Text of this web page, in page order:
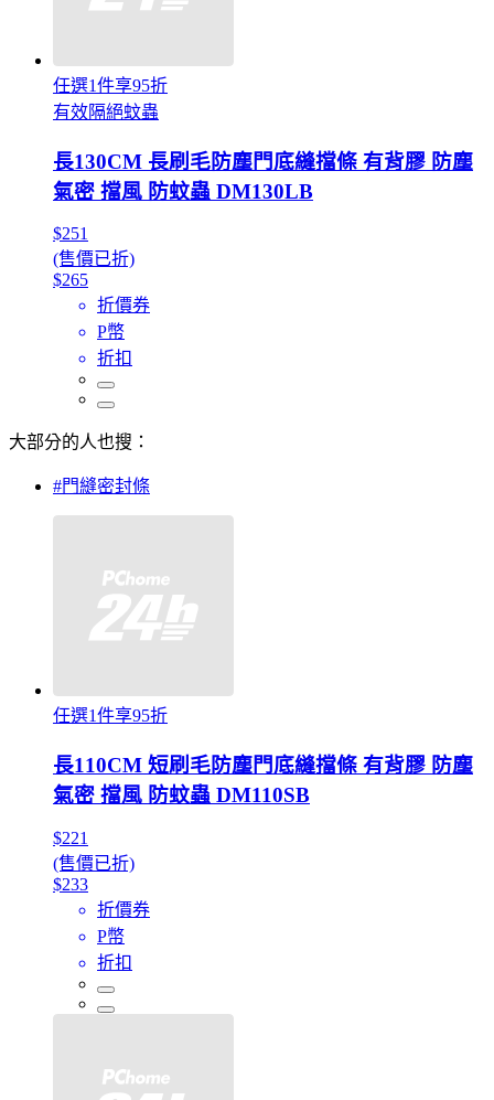
任選1件享95折
有效隔絕蚊蟲
長130CM 長刷毛防塵門底縫擋條 有背膠 防塵
氣密 擋風 防蚊蟲 DM130LB
$251
(售價已折)
$265
折價券
P幣
折扣
大部分的人也搜：
#門縫密封條
任選1件享95折
長110CM 短刷毛防塵門底縫擋條 有背膠 防塵
氣密 擋風 防蚊蟲 DM110SB
$221
(售價已折)
$233
折價券
P幣
折扣